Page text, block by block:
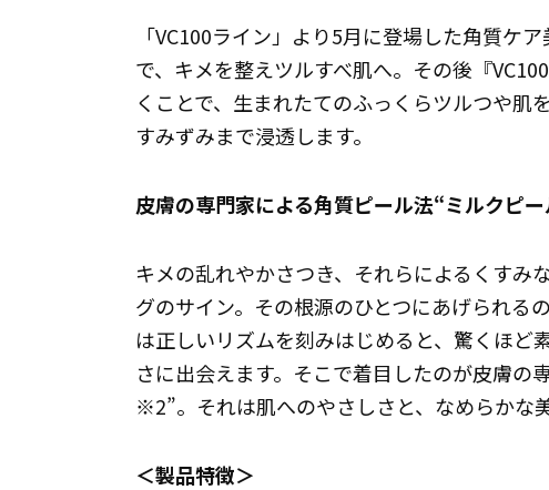
「VC100ライン」より5月に登場した角質ケ
で、キメを整えツルすべ肌へ。その後『
くことで、生まれたてのふっくらツルつや肌
すみずみまで浸透します。
皮膚の専門家による角質ピール法“ミルクピ
キメの乱れやかさつき、それらによるくすみ
グのサイン。その根源のひとつにあげられる
は正しいリズムを刻みはじめると、驚くほど
さに出会えます。そこで着目したのが皮膚の
※2”。それは肌へのやさしさと、なめらかな
＜製品特徴＞